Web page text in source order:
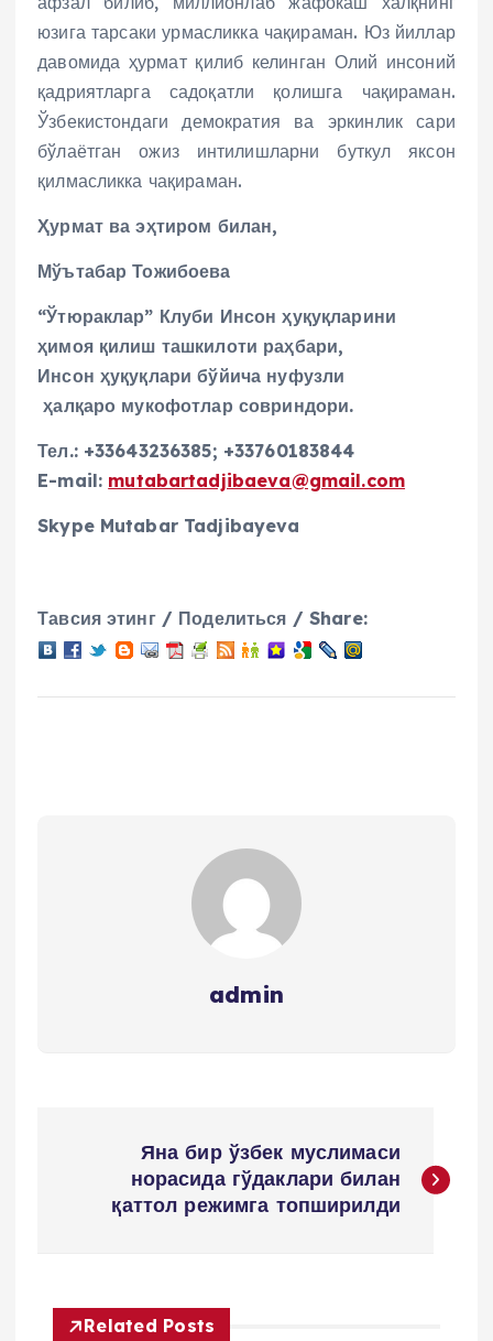
юзига тарсаки урмасликка чақираман. Юз йиллар
давомида ҳурмат қилиб келинган Олий инсоний
қадриятларга садоқатли қолишга чақираман.
Ўзбекистондаги демократия ва эркинлик сари
бўлаётган ожиз интилишларни буткул яксон
қилмасликка чақираман.
Ҳурмат ва эҳтиром билан,
Мўътабар Тожибоева
“Ўтюраклар” Клуби Инсон ҳуқуқларини
ҳимоя қилиш ташкилоти раҳбари,
Инсон ҳуқуқлари бўйича нуфузли
ҳалқаро мукофотлар совриндори.
Тел.: +33643236385; +33760183844
E-mail: mutabartadjibaeva@gmail.com
Skype Mutabar Tadjibayeva
Тавсия этинг / Поделиться / Share:
admin
t
Яна бир ўзбек муслимаси
норасида гўдаклари билан
қаттол режимга топширилди
Related Posts